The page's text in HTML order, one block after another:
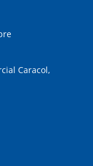
Caracol,